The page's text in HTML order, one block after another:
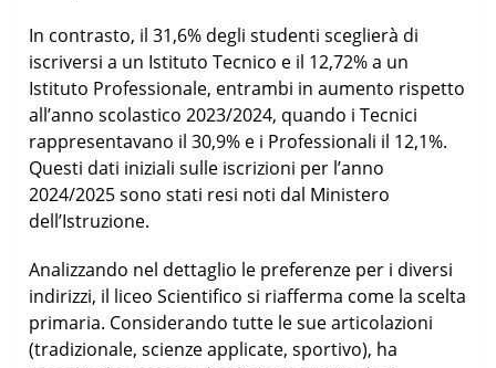
In contrasto, il 31,6% degli studenti sceglierà di
iscriversi a un Istituto Tecnico e il 12,72% a un
Istituto Professionale, entrambi in aumento rispetto
all’anno scolastico 2023/2024, quando i Tecnici
rappresentavano il 30,9% e i Professionali il 12,1%.
Questi dati iniziali sulle iscrizioni per l’anno
2024/2025 sono stati resi noti dal Ministero
dell’Istruzione.
Analizzando nel dettaglio le preferenze per i diversi
indirizzi, il liceo Scientifico si riafferma come la scelta
primaria. Considerando tutte le sue articolazioni
(tradizionale, scienze applicate, sportivo), ha